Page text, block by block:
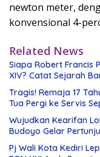
newton meter,
konvensional 4-
Related News
Siapa Robert Francis
XIV? Catat Sejarah
Tragis! Remaja 17
Tua Pergi ke Servis
Wujudkan Kearifan
Budoyo Gelar
Pj Wali Kota Kediri